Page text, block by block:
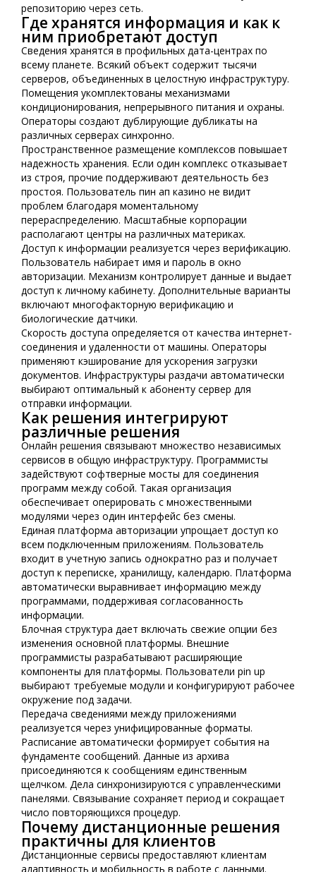
репозиторию через сеть.
Где хранятся информация и как к
ним приобретают доступ
Сведения хранятся в профильных дата-центрах по
всему планете. Всякий объект содержит тысячи
серверов, объединенных в целостную инфраструктуру.
Помещения укомплектованы механизмами
кондиционирования, непрерывного питания и охраны.
Операторы создают дублирующие дубликаты на
различных серверах синхронно.
Пространственное размещение комплексов повышает
надежность хранения. Если один комплекс отказывает
из строя, прочие поддерживают деятельность без
простоя. Пользователь пин ап казино не видит
проблем благодаря моментальному
перераспределению. Масштабные корпорации
располагают центры на различных материках.
Доступ к информации реализуется через верификацию.
Пользователь набирает имя и пароль в окно
авторизации. Механизм контролирует данные и выдает
доступ к личному кабинету. Дополнительные варианты
включают многофакторную верификацию и
биологические датчики.
Скорость доступа определяется от качества интернет-
соединения и удаленности от машины. Операторы
применяют кэширование для ускорения загрузки
документов. Инфраструктуры раздачи автоматически
выбирают оптимальный к абоненту сервер для
отправки информации.
Как решения интегрируют
различные решения
Онлайн решения связывают множество независимых
сервисов в общую инфраструктуру. Программисты
задействуют софтверные мосты для соединения
программ между собой. Такая организация
обеспечивает оперировать с множественными
модулями через один интерфейс без смены.
Единая платформа авторизации упрощает доступ ко
всем подключенным приложениям. Пользователь
входит в учетную запись однократно раз и получает
доступ к переписке, хранилищу, календарю. Платформа
автоматически выравнивает информацию между
программами, поддерживая согласованность
информации.
Блочная структура дает включать свежие опции без
изменения основной платформы. Внешние
программисты разрабатывают расширяющие
компоненты для платформы. Пользователи pin up
выбирают требуемые модули и конфигурируют рабочее
окружение под задачи.
Передача сведениями между приложениями
реализуется через унифицированные форматы.
Расписание автоматически формирует события на
фундаменте сообщений. Данные из архива
присоединяются к сообщениям единственным
щелчком. Дела синхронизируются с управленческими
панелями. Связывание сохраняет период и сокращает
число повторяющихся процедур.
Почему дистанционные решения
практичны для клиентов
Дистанционные сервисы предоставляют клиентам
адаптивность и мобильность в работе с данными.